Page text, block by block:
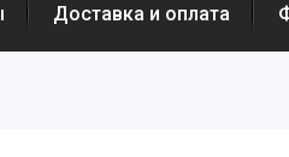
Доставка и оплата